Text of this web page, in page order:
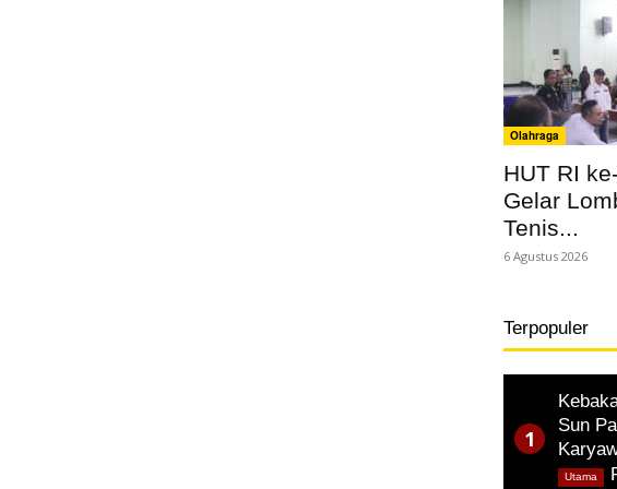
Olahraga
HUT RI
Gelar
Tenis...
6 Agustus 2026
Terpopuler
Sun
Utama